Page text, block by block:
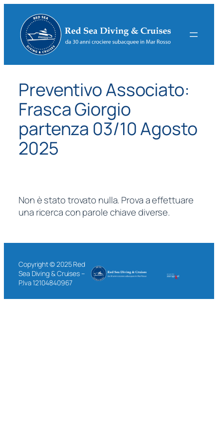
contenuto
Preventivo Associato:
Frasca Giorgio
partenza 03/10 Agosto
2025
Non è stato trovato nulla. Prova a effettuare
una ricerca con parole chiave diverse.
Copyright © 2025 Red
Sea Diving & Cruises –
P.Iva 12104840967